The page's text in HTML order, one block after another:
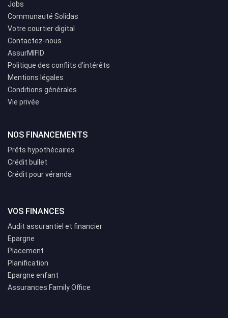
Jobs
Communauté Solidas
Votre courtier digital
Contactez-nous
AssurMIFID
Politique des conflits d’intérêts
Mentions légales
Conditions générales
Vie privée
NOS FINANCEMENTS
Prêts hypothécaires
Crédit bullet
Crédit pour véranda
VOS FINANCES
Audit assurantiel et financier
Epargne
Placement
Planification
Epargne enfant
Assurances Family Office